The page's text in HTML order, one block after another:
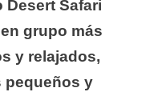
Desert Safari
grupo más
y relajados,
pequeños y